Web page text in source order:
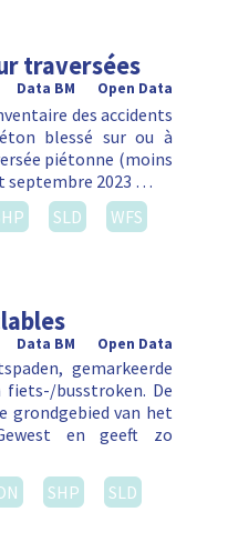
traversées
Open Data
Data BM
des accidents
blessé sur ou à
piétonne (moins
septembre 2023 …
SLD
WFS
Open Data
Data BM
gemarkeerde
busstroken. De
grondgebied van het
en geeft zo
SHP
SLD